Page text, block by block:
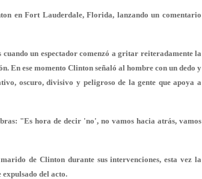
en Fort Lauderdale, Florida, lanzando un comentario
un espectador comenzó a gritar reiteradamente la
En ese momento Clinton señaló al hombre con un dedo y
oscuro, divisivo y peligroso de la gente que apoya a
"Es hora de decir 'no', no vamos hacia atrás, vamos
de Clinton durante sus intervenciones, esta vez la
del acto.